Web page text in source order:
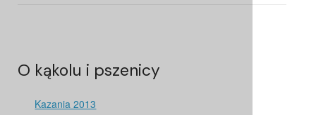
O kąkolu i pszenicy
Kazania 2013